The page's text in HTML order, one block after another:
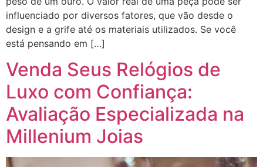
influenciado por diversos fatores, que vão desde o
design e a grife até os materiais utilizados. Se você
está pensando em […]
Venda Seus Relógios de
Luxo com Confiança:
Avaliação Especializada na
Millenium Joias